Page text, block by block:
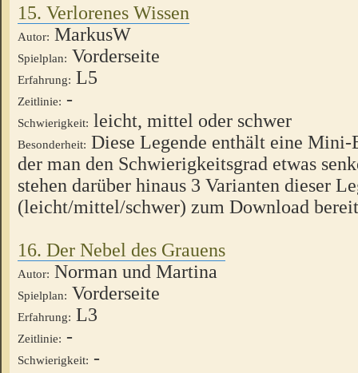
15. Verlorenes Wissen
Autor: MarkusW
Spielplan: Vorderseite
Erfahrung: L5
Zeitlinie: -
Schwierigkeit: leicht, mittel oder schwer
Besonderheit: Diese Legende enthält eine
der man den Schwierigkeitsgrad etwas
stehen darüber hinaus 3 Varianten dieser
(leicht/mittel/schwer) zum Download
16. Der Nebel des Grauens
Autor: Norman und Martina
Spielplan: Vorderseite
Erfahrung: L3
Zeitlinie: -
Schwierigkeit: -